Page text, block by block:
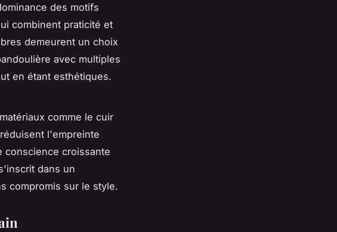
des motifs
combinent praticité et
demeurent un choix
avec multiples
en étant esthétiques.
comme le cuir
l'empreinte
conscience croissante
dans un
compromis sur le style.